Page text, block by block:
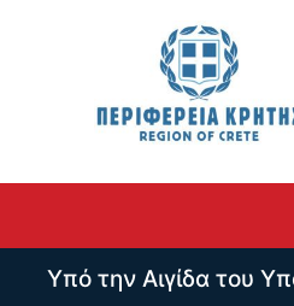
Υπό την Αιγίδα του